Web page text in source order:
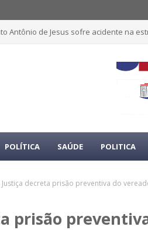
Antônio de Jesus sofre acidente na
POLÍTICA SAÚDE POLITICA
Justiça decreta prisão preventiva do
prisão